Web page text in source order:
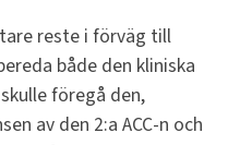
reste i förväg till
både den kliniska
föregå den,
av den 2:a ACC-n och